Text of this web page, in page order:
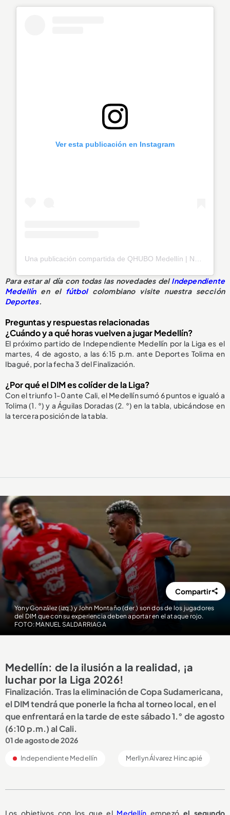
Ver esta publicación en Instagram
Para estar al día con todas las novedades delIndependiente
Medellínen el fútbol colombiano visite nuestra sección
Deportes.
Preguntas y respuestas relacionadas
¿Cuándo y a qué horas vuelven a jugar Medellín?
El próximo partido de Independiente Medellín por la Liga es el
martes, 4 de agosto, a las 6:15 p.m. ante Deportes Tolima en
Ibagué, por la fecha 3 del Finalización.
¿Por qué el DIM es colíder de la Liga?
Con el triunfo 1-0 ante Cali, el Medellín sumó 6 puntos e igualó a
Tolima (1. °) y a Águilas Doradas (2. °) en la tabla, ubicándose en
la tercera posición de la tabla.
Yony González (izq.) y John Montaño (der.) son dos de los jugadores
del DIM que con su experiencia deben aportar en el ataque rojo.
FOTO: MANUEL SALDARRIAGA
Compartir
Medellín: de la ilusión a la realidad, ¡a
luchar por la Liga 2026!
Finalización. Tras la eliminación de Copa Sudamericana,
el DIM tendrá que ponerle la ficha al torneo local, en el
que enfrentará en la tarde de este sábado 1.° de agosto
(6:10 p.m.) al Cali.
01 de agosto de 2026
Independiente Medellín Merllyn Álvarez Hincapié
Los objetivos con los que el Medellín empezóel segundo